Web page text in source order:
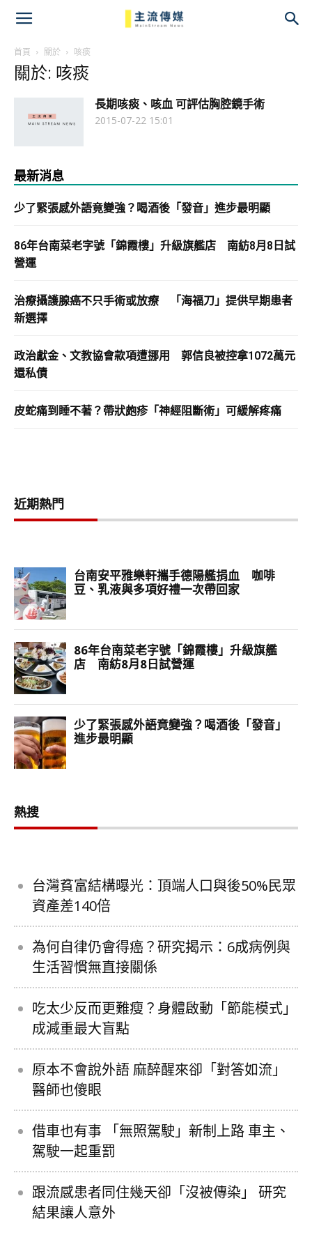
首頁 關於 咳痰
關於: 咳痰
長期咳痰、咳血 可評估胸腔鏡手術
2015-07-22 15:01
最新消息
少了緊張感外語竟變強？喝酒後「發音」進步最明顯
86年台南菜老字號「錦霞樓」升級旗艦店 南紡8月8日試
營運
治療攝護腺癌不只手術或放療 「海福刀」提供早期患者
新選擇
政治獻金、文教協會款項遭挪用 郭信良被控拿1072萬元
還私債
皮蛇痛到睡不著？帶狀皰疹「神經阻斷術」可緩解疼痛
近期熱門
熱搜
台灣貧富結構曝光：頂端人口與後50%民眾
資產差140倍
為何自律仍會得癌？研究揭示：6成病例與
生活習慣無直接關係
吃太少反而更難瘦？身體啟動「節能模式」
成減重最大盲點
原本不會說外語 麻醉醒來卻「對答如流」
醫師也傻眼
借車也有事 「無照駕駛」新制上路 車主、
駕駛一起重罰
跟流感患者同住幾天卻「沒被傳染」 研究
結果讓人意外